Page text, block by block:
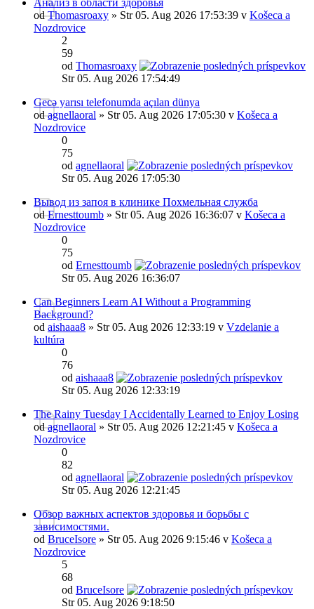
Анализ в области здоровья
odThomasroaxy » Str 05. Aug 2026 17:53:39 v Košeca a
Nozdrovice
2
59
od Thomasroaxy
Str 05. Aug 2026 17:54:49
Gecə yarısı telefonumda açılan dünya
odagnellaoral » Str 05. Aug 2026 17:05:30 v Košeca a
Nozdrovice
0
75
od agnellaoral
Str 05. Aug 2026 17:05:30
Вывод из запоя в клинике Похмельная служба
odErnesttoumb » Str 05. Aug 2026 16:36:07 v Košeca a
Nozdrovice
0
75
od Ernesttoumb
Str 05. Aug 2026 16:36:07
Can Beginners Learn AI Without a Programming
Background?
od aishaaa8 » Str 05. Aug 2026 12:33:19 v Vzdelanie a
kultúra
0
76
od aishaaa8
Str 05. Aug 2026 12:33:19
The Rainy Tuesday I Accidentally Learned to Enjoy Losing
odagnellaoral » Str 05. Aug 2026 12:21:45 v Košeca a
Nozdrovice
0
82
od agnellaoral
Str 05. Aug 2026 12:21:45
Обзор важных аспектов здоровья и борьбы с
зависимостями.
od BruceIsore » Str 05. Aug 2026 9:15:46 v Košeca a
Nozdrovice
5
68
od BruceIsore
Str 05. Aug 2026 9:18:50